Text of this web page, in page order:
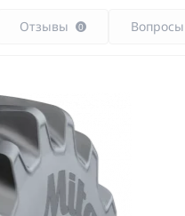
Отзывы 0 Вопросы